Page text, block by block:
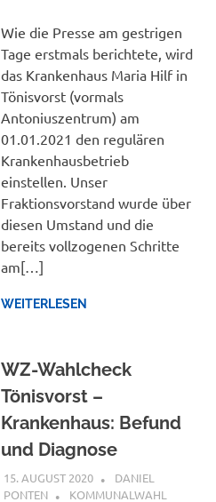
Wie die Presse am gestrigen
Tage erstmals berichtete, wird
das Krankenhaus Maria Hilf in
Tönisvorst (vormals
Antoniuszentrum) am
01.01.2021 den regulären
Krankenhausbetrieb
einstellen. Unser
Fraktionsvorstand wurde über
diesen Umstand und die
bereits vollzogenen Schritte
am[…]
WEITERLESEN
WZ-Wahlcheck
Tönisvorst –
Krankenhaus: Befund
und Diagnose
15. AUGUST 2020
DANIEL
PONTEN
KOMMUNALWAHL